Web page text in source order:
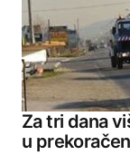
Za tri dana
u